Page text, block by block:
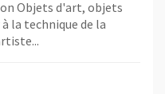
Objets d'art, objets
la technique de la